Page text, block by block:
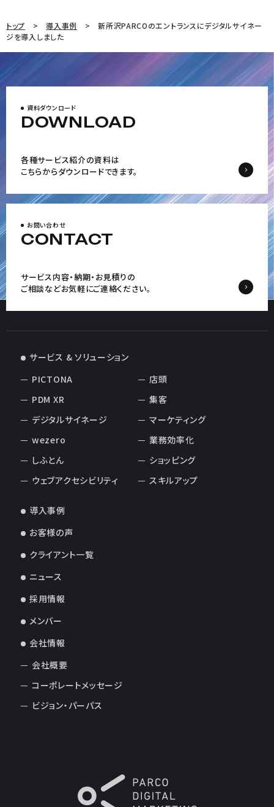
トップ 導入事例
新所沢PARCOのエントランスにデジタルサイネー
ジを導入しました
資料ダウンロード
DOWNLOAD
各種サービス紹介の資料は
こちらからダウンロードできます。
お問い合わせ
CONTACT
サービス内容・納期・お見積りの
ご相談などお気軽にご連絡ください。
サービス & ソリューション
PICTONA
PDM XR
デジタルサイネージ
wezero
しふとん
ウェブアクセシビリティ
店頭
集客
マーケティング
業務効率化
ショッピング
スキルアップ
導入事例
お客様の声
クライアント一覧
ニュース
採用情報
メンバー
会社情報
会社概要
コーポレートメッセージ
ビジョン・パーパス